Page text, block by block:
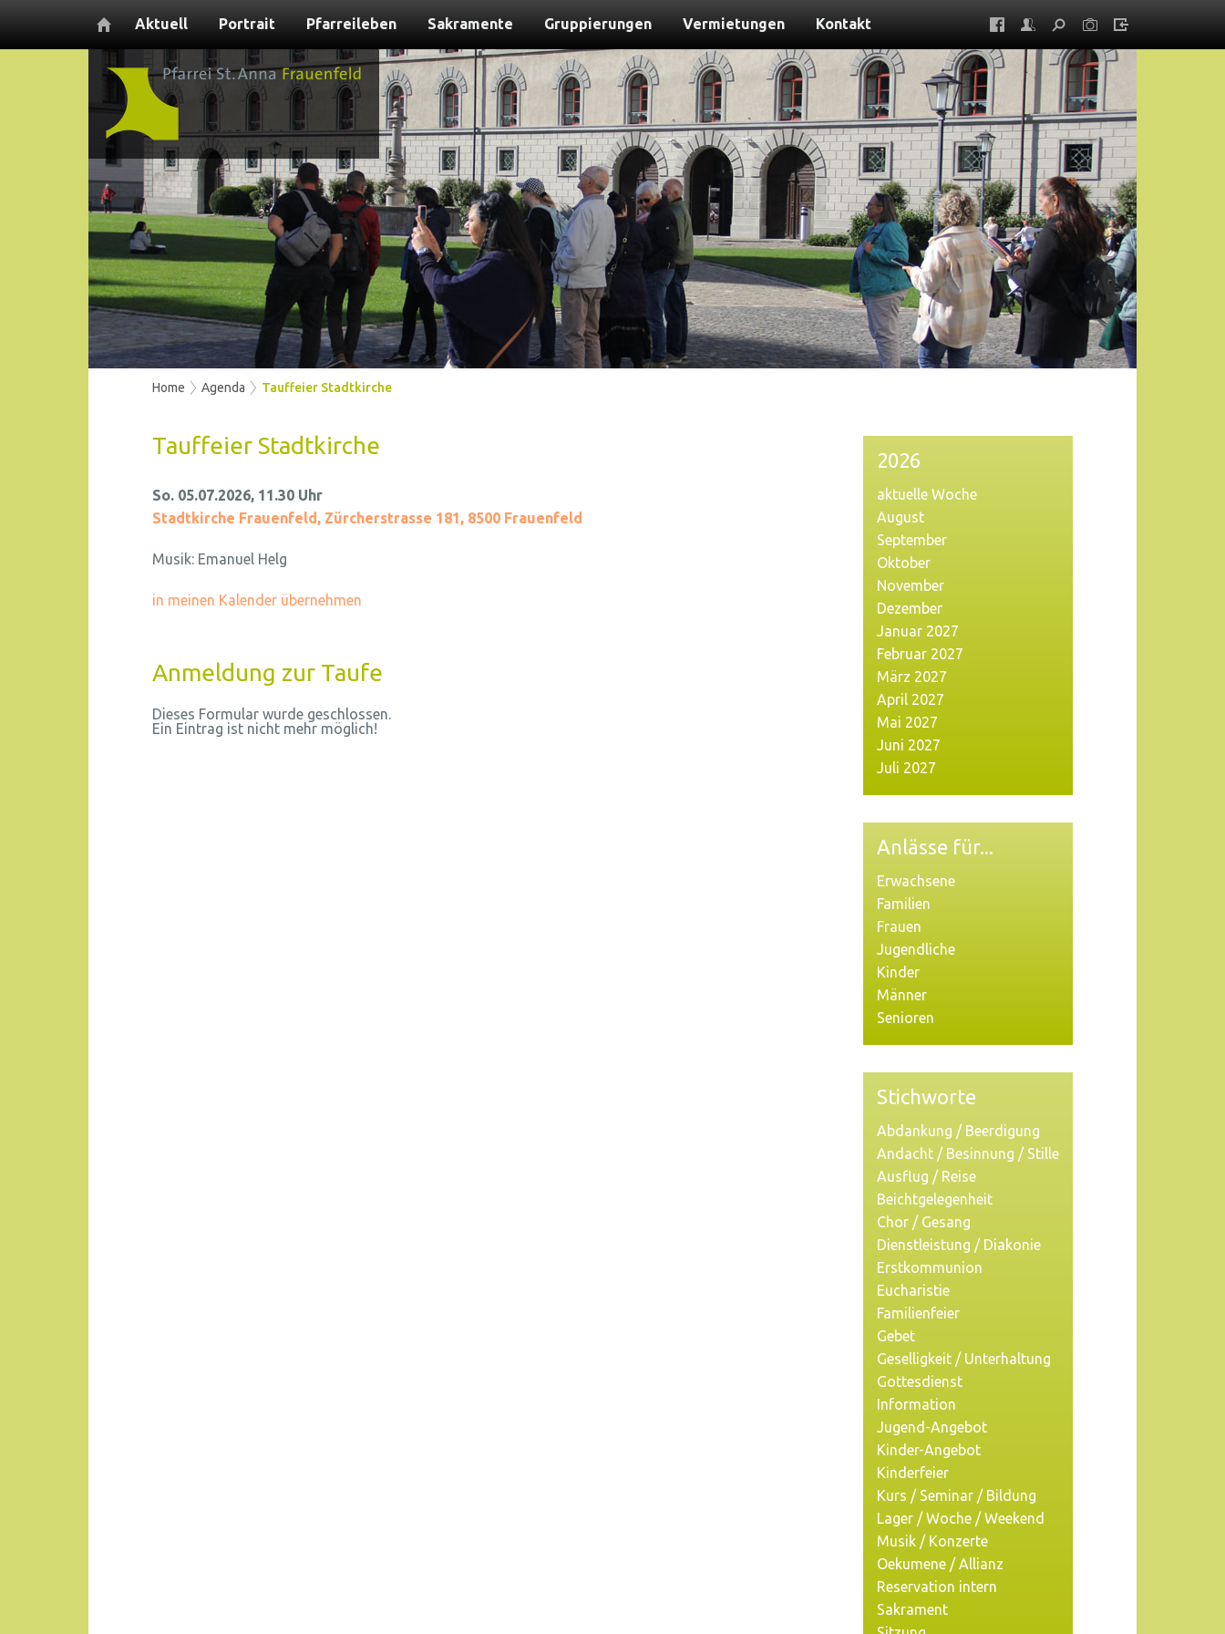
Aktuell Portrait Pfarreileben Sakramente Gruppierungen Vermietungen Kontakt
Home Agenda Tauffeier Stadtkirche
2026
aktuelle Woche
August
September
Oktober
November
Dezember
Januar 2027
Februar 2027
März 2027
April 2027
Mai 2027
Juni 2027
Juli 2027
Anlässe für...
Erwachsene
Familien
Frauen
Jugendliche
Kinder
Männer
Senioren
Stichworte
Abdankung / Beerdigung
Andacht / Besinnung / Stille
Ausflug / Reise
Beichtgelegenheit
Chor / Gesang
Dienstleistung / Diakonie
Erstkommunion
Eucharistie
Familienfeier
Gebet
Geselligkeit / Unterhaltung
Gottesdienst
Information
Jugend-Angebot
Kinder-Angebot
Kinderfeier
Kurs / Seminar / Bildung
Lager / Woche / Weekend
Musik / Konzerte
Oekumene / Allianz
Reservation intern
Sakrament
Tauffeier Stadtkirche
So. 05.07.2026, 11.30 Uhr
Stadtkirche Frauenfeld, Zürcherstrasse 181, 8500 Frauenfeld
Musik: Emanuel Helg
in meinen Kalender übernehmen
Anmeldung zur Taufe
Dieses Formular wurde geschlossen.
Ein Eintrag ist nicht mehr möglich!